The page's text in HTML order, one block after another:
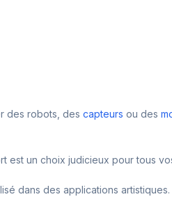
des robots, des capteurs ou des
est un choix judicieux pour tous
dans des applications